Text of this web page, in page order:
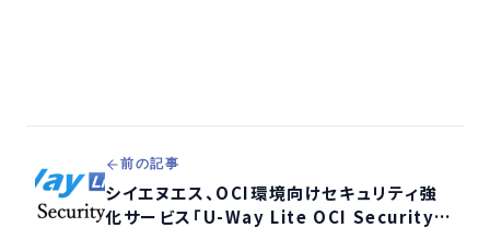
前の記事
シイエヌエス、OCI環境向けセキュリティ強
化サービス「U-Way Lite OCI Security